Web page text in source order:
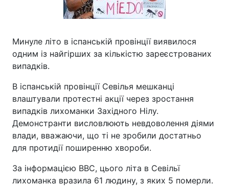
Минуле літо в іспанській провінції виявилося
одним із найгірших за кількістю зареєстрованих
випадків.
В іспанській провінції Севілья мешканці
влаштували протестні акції через зростання
випадків лихоманки Західного Нілу.
Демонстранти висловлюють невдоволення діями
влади, вважаючи, що ті не зробили достатньо
для протидії поширенню хвороби.
За інформацією BBC, цього літа в Севільї
лихоманка вразила 61 людину, з яких 5 померли.